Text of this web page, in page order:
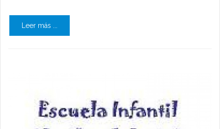
Leer más ...